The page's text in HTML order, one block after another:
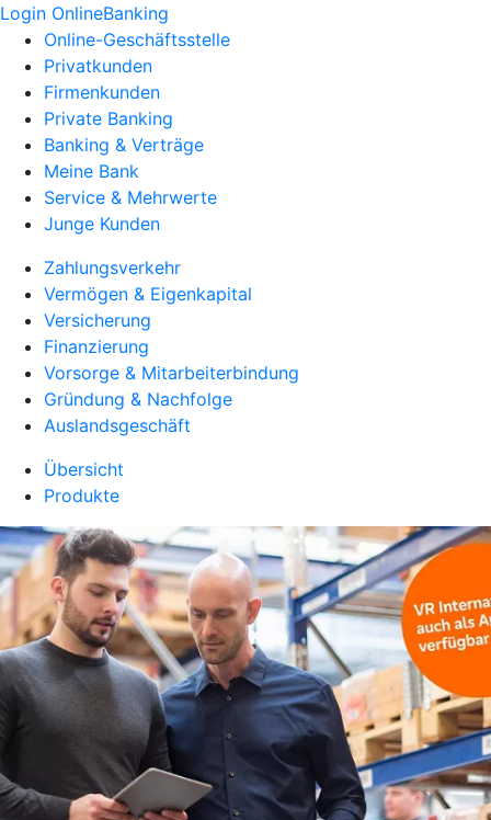
Login OnlineBanking
Online-Geschäftsstelle
Privatkunden
Firmenkunden
Private Banking
Banking & Verträge
Meine Bank
Service & Mehrwerte
Junge Kunden
Zahlungsverkehr
Vermögen & Eigenkapital
Versicherung
Finanzierung
Vorsorge & Mitarbeiterbindung
Gründung & Nachfolge
Auslandsgeschäft
Übersicht
Produkte